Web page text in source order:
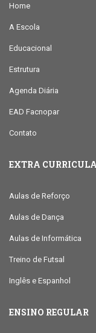
Home
A Escola
Educacional
Estrutura
Agenda Diária
EAD Facnopar
Contato
EXTRA
Aulas de Reforço
Aulas de Dança
Aulas de Informática
Treino de Futsal
Inglês e Espanhol
ENSINO REGULAR